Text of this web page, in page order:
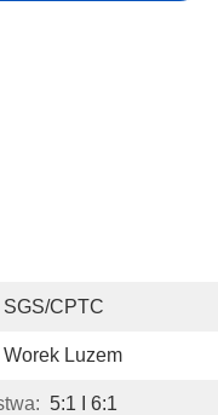
SGS/CPTC
Worek Luzem
5:1 I 6:1